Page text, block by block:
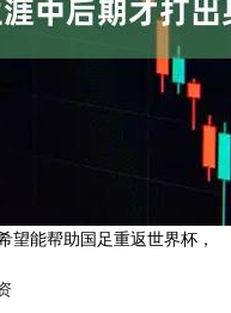
望能帮助国足重返世界杯，